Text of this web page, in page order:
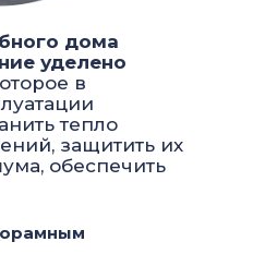
дома
уделено
в
тепло
защитить их
обеспечить